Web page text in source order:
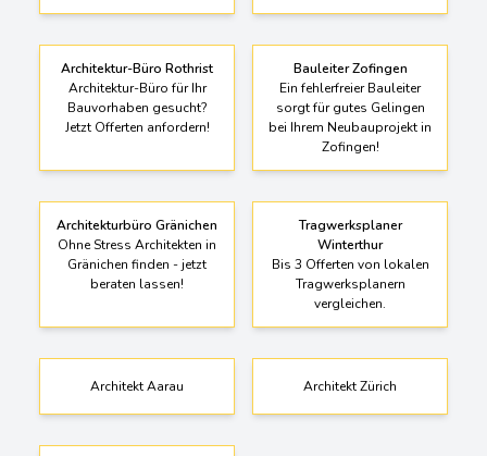
Architektur-Büro Rothrist
Architektur-Büro für Ihr
Bauvorhaben gesucht?
Jetzt Offerten anfordern!
Bauleiter Zofingen
Ein fehlerfreier Bauleiter
sorgt für gutes Gelingen
bei Ihrem Neubauprojekt in
Zofingen!
Architekturbüro Gränichen
Ohne Stress Architekten in
Gränichen finden - jetzt
beraten lassen!
Tragwerksplaner
Winterthur
Bis 3 Offerten von lokalen
Tragwerksplanern
vergleichen.
Architekt Aarau Architekt Zürich